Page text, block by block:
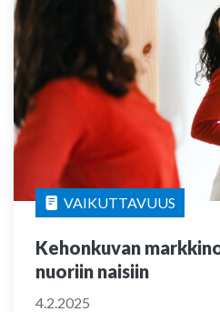
VAIKUTTAVUUS
Kehonkuvan
nuoriin naisiin
4.2.2025